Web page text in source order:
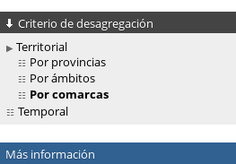
Criterio de desagregación
Territorial
Por provincias
Por ámbitos
Por comarcas
Temporal
Más información